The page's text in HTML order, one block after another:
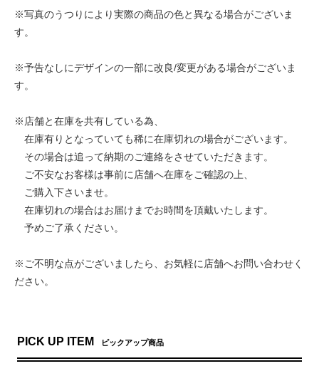
※写真のうつりにより実際の商品の色と異なる場合がございま
す。
※予告なしにデザインの一部に改良/変更がある場合がございま
す。
※店舗と在庫を共有している為、
在庫有りとなっていても稀に在庫切れの場合がございます。
その場合は追って納期のご連絡をさせていただきます。
ご不安なお客様は事前に店舗へ在庫をご確認の上、
ご購入下さいませ。
在庫切れの場合はお届けまでお時間を頂戴いたします。
予めご了承ください。
※ご不明な点がございましたら、お気軽に店舗へお問い合わせく
ださい。
PICK UP ITEM ピックアップ商品